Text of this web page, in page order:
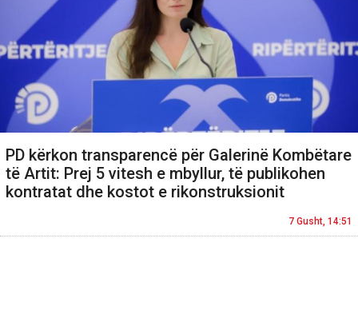
PD kërkon transparencë për Galerinë Kombëtare
të Artit: Prej 5 vitesh e mbyllur, të publikohen
kontratat dhe kostot e rikonstruksionit
7 Gusht, 14:51